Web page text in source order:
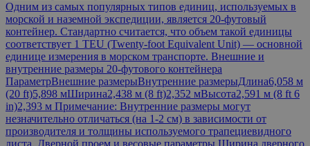
Одним из самых популярных типов единиц, используемых в
морской и наземной экспедиции, является 20-футовый
контейнер. Стандартно считается, что объем такой единицы
соответствует 1 TEU (Twenty-foot Equivalent Unit) — основной
единице измерения в морском транспорте. Внешние и
внутренние размеры 20-футового контейнера
ПараметрВнешние размерыВнутренние размерыДлина6,058 м
(20 ft)5,898 мШирина2,438 м (8 ft)2,352 мВысота2,591 м (8 ft 6
in)2,393 м Примечание: Внутренние размеры могут
незначительно отличаться (на 1-2 см) в зависимости от
производителя и толщины используемого трапециевидного
листа. Дверной проем и весовые параметры Ширина дверного